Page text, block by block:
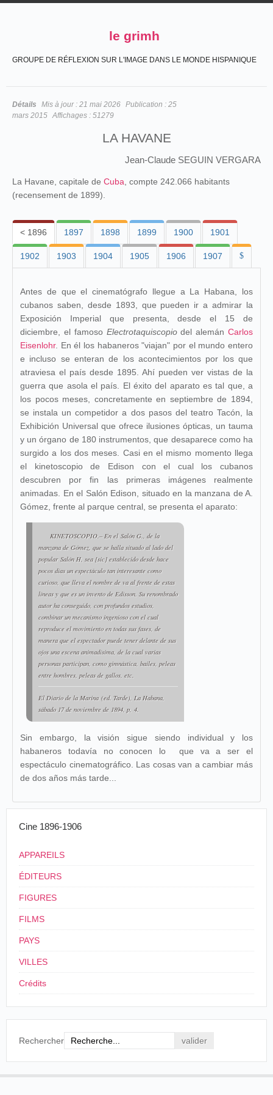
le grimh
GROUPE DE RÉFLEXION SUR L'IMAGE DANS LE MONDE HISPANIQUE
Détails Mis à jour : 21 mai 2026 Publication : 25
mars 2015 Affichages : 51279
LA HAVANE
Jean-Claude SEGUIN VERGARA
La Havane, capitale de Cuba , compte 242.066 habitants
(recensement de 1899).
< 1896 1897 1898 1899 1900 1901
1902 1903 1904 1905 1906 1907 $
Antes de que el cinematógrafo llegue a La Habana, los
cubanos saben, desde 1893, que pueden ir a admirar la
Exposición Imperial que presenta, desde el 15 de
diciembre, el famoso Electrotaquiscopiodel alemánCarlos
Eisenlohr. En él los habaneros "viajan" por el mundo entero
e incluso se enteran de los acontecimientos por los que
atraviesa el país desde 1895. Ahí pueden ver vistas de la
guerra que asola el país. El éxito del aparato es tal que, a
los pocos meses, concretamente en septiembre de 1894,
se instala un competidor a dos pasos del teatro Tacón, la
Exhibición Universal que ofrece ilusiones ópticas, un tauma
y un órgano de 180 instrumentos, que desaparece como ha
surgido a los dos meses. Casi en el mismo momento llega
el kinetoscopio de Edison con el cual los cubanos
descubren por fin las primeras imágenes realmente
animadas. En el Salón Edison, situado en la manzana de A.
Gómez, frente al parque central, se presenta el aparato:
KINETOSCOPIO.– En el Salón G., de la
manzana de Gómez, que se halla situado al lado del
popular Salón H, sea [sic] establecido desde hace
pocos días un espectáculo tan interesante como
curioso, que lleva el nombre de va al frente de estas
líneas y que es un invento de Edisson. Su renombrado
autor ha conseguido, con profundos estudios,
combinar un mecanismo ingenioso con el cual
reproduce el movimiento en todas sus fases, de
manera que el espectador puede tener delante de sus
ojos una escena animadísima, de la cual varias
personas participan, como gimnástica, bailes, peleas
entre hombres, peleas de gallos, etc.
El Diario de la Marina (ed. Tarde), La Habana,
sábado 17 de noviembre de 1894, p, 4.
Sin embargo, la visión sigue siendo individual y los
habaneros todavía no conocen lo que va a ser el
espectáculo cinematográfico. Las cosas van a cambiar más
de dos años más tarde...
Cine 1896-1906
APPAREILS
ÉDITEURS
FIGURES
FILMS
PAYS
VILLES
Crédits
Rechercher